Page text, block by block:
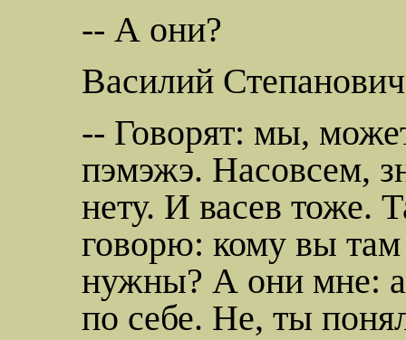
-- А они?
Василий
-- Говорят: мы,
пэмэжэ. Насовсем,
нету. И васев тоже.
говорю: кому вы
нужны? А они мне:
по себе. Не, ты